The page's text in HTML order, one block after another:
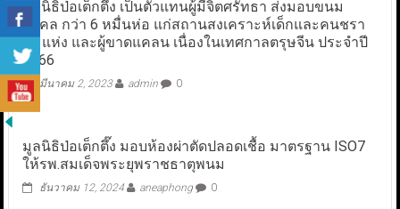
มูลนิธิป่อเต็กตึ๊ง เป็นตัวแทนผู้มีจิตศรัทธา ส่งมอบขนม
มงคล กว่า 6 หมื่นห่อ แก่สถานสงเคราะห์เด็กและคนชรา
15 แห่ง และผู้ขาดแคลน เนื่องในเทศกาลตรุษจีน ประจำปี
2566
มีนาคม 2, 2023 admin 0
มูลนิธิป่อเต็กตึ๊ง มอบห้องผ่าตัดปลอดเชื้อ มาตรฐาน ISO7
ให้รพ.สมเด็จพระยุพราชธาตุพนม
ธันวาคม 12, 2024 aneaphong 0